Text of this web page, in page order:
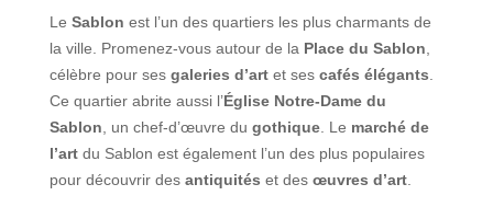
Le Sablon est l’un des quartiers les plus charmants de
la ville. Promenez-vous autour de la Place du Sablon
célèbre pour ses galeries d’artet ses cafés élégants
Ce quartier abrite aussi l’Église Notre-Dame du
Sablon , un chef-d’œuvre du gothique. Le marché de
l’artdu Sablon est également l’un des plus populaires
pour découvrir des antiquités et des œuvres d’art.